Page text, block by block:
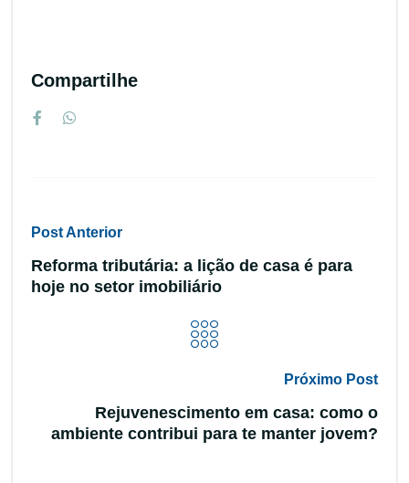
Compartilhe
Post Anterior
Reforma tributária: a lição de casa é para
hoje no setor imobiliário
Próximo Post
Rejuvenescimento em casa: como o
ambiente contribui para te manter jovem?